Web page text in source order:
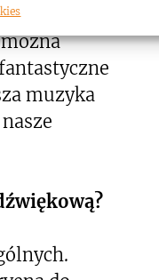
film, bo
muzyka